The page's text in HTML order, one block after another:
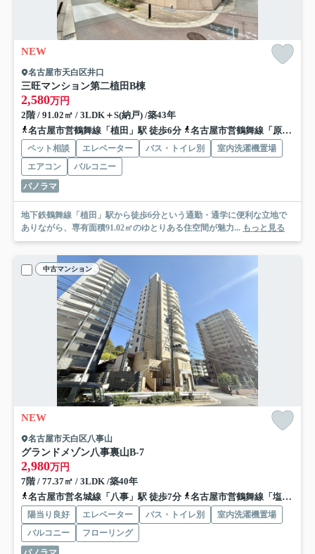
NEW
名古屋市天白区井口
三旺マンション第二植田B棟
2,580万円
2階 / 91.02㎡ / 3LDK＋S(納戸) /築43年
名古屋市営鶴舞線「植田」駅 徒歩6分
名古屋市営鶴舞線「原」駅 徒歩8分
ペット相談 エレベーター バス・トイレ別
室内洗濯機置場
エアコン
バルコニー
パノラマ
地下鉄鶴舞線「植田」駅から徒歩6分という通勤・通学に便利な立地で
ありながら、専有面積91.02㎡のゆとりある住空間が魅力... もっと見る
中古マンション
NEW
名古屋市天白区八事山
グランドメゾン八事裏山B-7
2,980万円
7階 / 77.37㎡ / 3LDK /築40年
名古屋市営名城線「八事」駅 徒歩7分
名古屋市営鶴舞線「塩釜口」駅 徒歩11分
陽当り良好 エレベーター バス・トイレ別
室内洗濯機置場
バルコニー
フローリング